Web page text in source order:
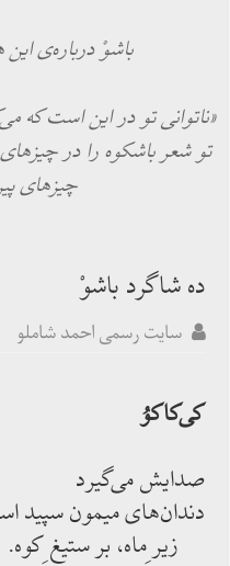
باشوْ درباره‌‌ی
«ناتوانی تو در این است
تو شعر باشكوه را در
چیزهای
ده شاگرد باشوْ
سایت رسمی احمد شاملو
كی‌‌كاكوُ
صدایش می‌‌گیرد
دندان‌‌های میمون سپید
زیر ِماه، بر ستیغ ِكوه.